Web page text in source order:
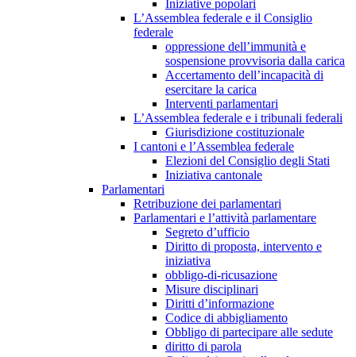
Iniziative popolari
L’Assemblea federale e il Consiglio
federale
oppressione dell’immunità e
sospensione provvisoria dalla carica
Accertamento dell’incapacità di
esercitare la carica
Interventi parlamentari
L’Assemblea federale e i tribunali federali
Giurisdizione costituzionale
I cantoni e l’Assemblea federale
Elezioni del Consiglio degli Stati
Iniziativa cantonale
Parlamentari
Retribuzione dei parlamentari
Parlamentari e l’attività parlamentare
Segreto d’ufficio
Diritto di proposta, intervento e
iniziativa
obbligo-di-ricusazione
Misure disciplinari
Diritti d’informazione
Codice di abbigliamento
Obbligo di partecipare alle sedute
diritto di parola